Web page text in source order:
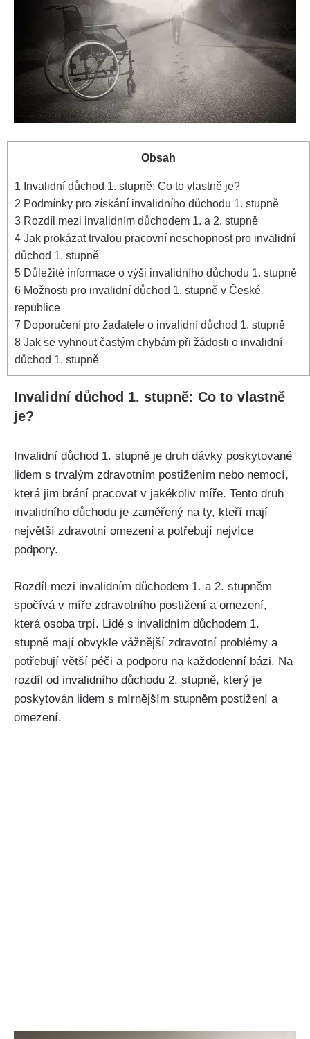
Obsah
1 Invalidní důchod 1. stupně: Co to vlastně je?
2 Podmínky pro získání invalidního důchodu 1. stupně
3 Rozdíl mezi invalidním důchodem 1. a 2. stupně
4 Jak prokázat trvalou pracovní neschopnost pro invalidní
důchod 1. stupně
5 Důležité informace o výši invalidního důchodu 1. stupně
6 Možnosti pro invalidní důchod 1. stupně v České
republice
7 Doporučení pro žadatele o invalidní důchod 1. stupně
8 Jak se vyhnout častým chybám při žádosti o invalidní
důchod 1. stupně
Invalidní důchod 1. stupně: Co to vlastně
je?
Invalidní důchod 1. stupně je druh dávky poskytované
lidem s trvalým zdravotním postižením nebo nemocí,
která jim brání pracovat v jakékoliv míře. Tento druh
invalidního důchodu je zaměřený na ty, kteří mají
největší zdravotní omezení a potřebují nejvíce
podpory.
Rozdíl mezi invalidním důchodem 1. a 2. stupněm
spočívá v míře zdravotního postižení a omezení,
která osoba trpí. Lidé s invalidním důchodem 1.
stupně mají obvykle vážnější zdravotní problémy a
potřebují větší péči a podporu na každodenní bázi. Na
rozdíl od invalidního důchodu 2. stupně, který je
poskytován lidem s mírnějším stupněm postižení a
omezení.